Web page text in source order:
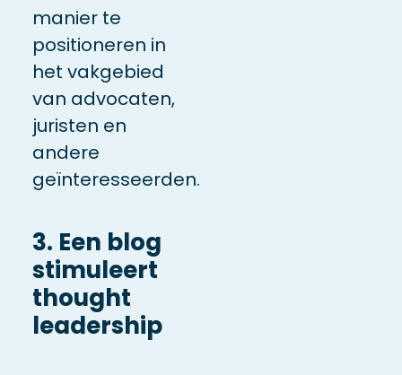
manier te
positioneren in
het vakgebied
van advocaten,
juristen en
andere
geïnteresseerden.
3. Een blog
stimuleert
thought
leadership